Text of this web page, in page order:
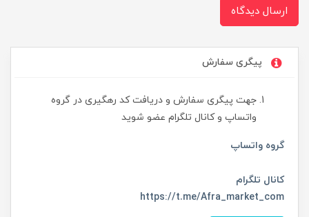
ارسال دیدگاه
پیگری سفارش
جهت پیگری سفارش و دریافت کد رهگیری در گروه
واتساپ و کانال تلگرام عضو شوید
گروه واتساپ
کانال تلگرام
https://t.me/Afra_market_com